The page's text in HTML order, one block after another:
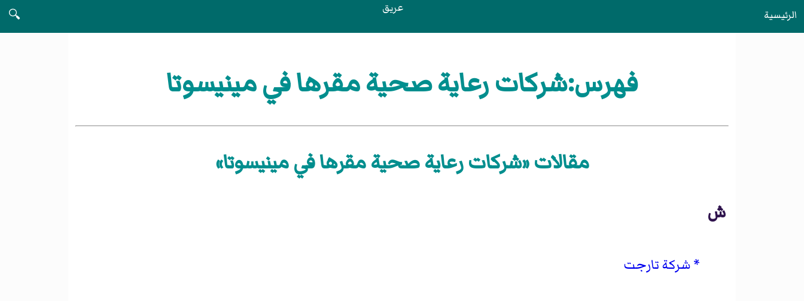
الرئيسية عريق
🔍
فهرس:شركات رعاية صحية مقرها في مينيسوتا
مقالات «شركات رعاية صحية مقرها في مينيسوتا»
ش
شركة تارجت